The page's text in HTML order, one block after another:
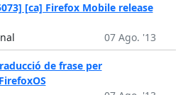
[ca] Firefox Mobile release
07 Ago. '13
de frase per